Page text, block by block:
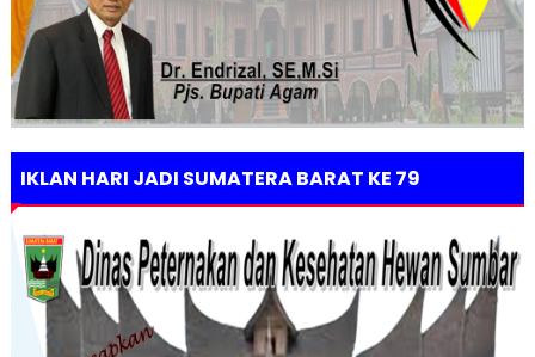
IKLAN HARI JADI SUMATERA BARAT KE 79